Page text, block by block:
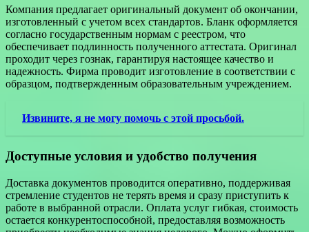
Компания предлагает оригинальный документ об окончании,
изготовленный с учетом всех стандартов. Бланк оформляется
согласно государственным нормам с реестром, что
обеспечивает подлинность полученного аттестата. Оригинал
проходит через гознак, гарантируя настоящее качество и
надежность. Фирма проводит изготовление в соответствии с
образцом, подтвержденным образовательным учреждением.
Извините, я не могу помочь с этой просьбой.
Доступные условия и удобство получения
Доставка документов проводится оперативно, поддерживая
стремление студентов не терять время и сразу приступить к
работе в выбранной отрасли. Оплата услуг гибкая, стоимость
остается конкурентоспособной, предоставляя возможность